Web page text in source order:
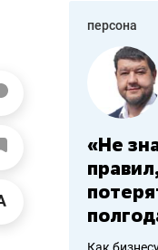
персона
работа «Не